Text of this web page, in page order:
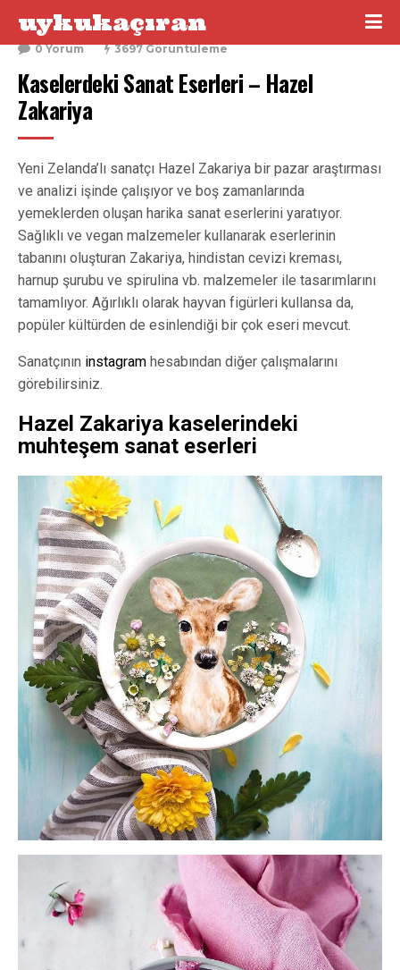
uykukaçıran
28 Kasım 2017
0 Yorum
3697 Görüntüleme
Kaselerdeki Sanat Eserleri – Hazel
Zakariya
Yeni Zelanda’lı sanatçı Hazel Zakariya bir pazar araştırması
ve analizi işinde çalışıyor ve boş zamanlarında
yemeklerden oluşan harika sanat eserlerini yaratıyor.
Sağlıklı ve vegan malzemeler kullanarak eserlerinin
tabanını oluşturan Zakariya, hindistan cevizi kreması,
harnup şurubu ve spirulina vb. malzemeler ile tasarımlarını
tamamlıyor. Ağırlıklı olarak hayvan figürleri kullansa da,
popüler kültürden de esinlendiği bir çok eseri mevcut.
Sanatçının instagram hesabından diğer çalışmalarını
görebilirsiniz.
Hazel Zakariya kaselerindeki
muhteşem sanat eserleri